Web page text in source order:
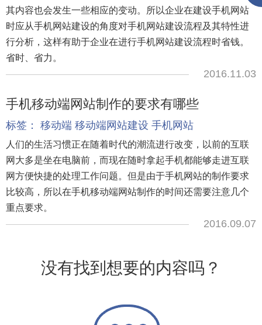
其内容也会发生一些相应的变动。所以企业在建设手机网站
时应从手机网站建设的角度对手机网站建设流程及其特性进
行分析，这样有助于企业在进行手机网站建设流程时省钱。
省时、省力。
2016.11.03
手机移动端网站制作的要求有哪些
标签： 移动端 移动端网站建设 手机网站
人们的生活习惯正在随着时代的潮流进行改变，以前的互联
网大多是坐在电脑前，而现在随时拿起手机都能够走进互联
网方便快捷的处理工作问题。但是由于手机网站的制作要求
比较高，所以在手机移动端网站制作的时间还需要注意几个
重点要求。
2016.09.07
没有找到想要的内容吗？